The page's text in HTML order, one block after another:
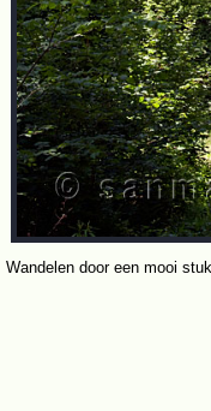
Wandelen door een mooi